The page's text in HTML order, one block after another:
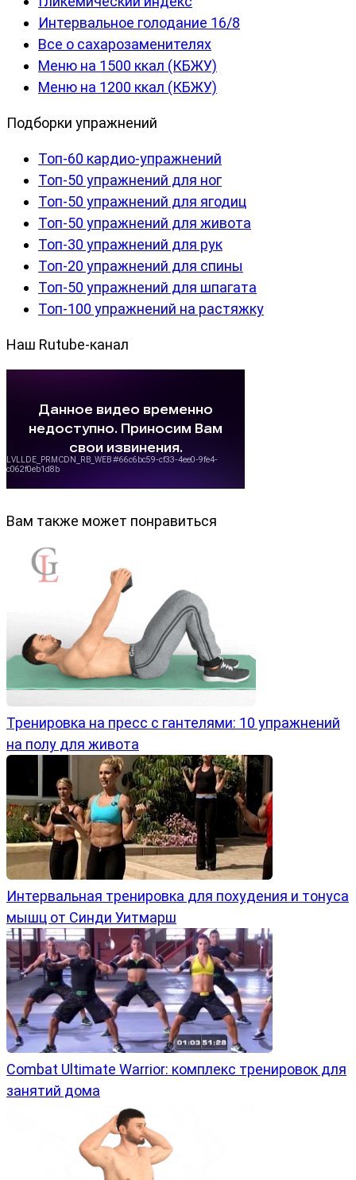
Интервальное голодание 16/8
Все о сахарозаменителях
Меню на 1500 ккал (КБЖУ)
Меню на 1200 ккал (КБЖУ)
Подборки упражнений
Топ-60 кардио-упражнений
Топ-50 упражнений для ног
Топ-50 упражнений для ягодиц
Топ-50 упражнений для живота
Топ-30 упражнений для рук
Топ-20 упражнений для спины
Топ-50 упражнений для шпагата
Топ-100 упражнений на растяжку
Наш Rutube-канал
Вам также может понравиться
Тренировка на пресс с гантелями: 10 упражнений
на полу для живота
Интервальная тренировка для похудения и тонуса
мышц от Синди Уитмарш
Combat Ultimate Warrior: комплекс тренировок для
занятий дома